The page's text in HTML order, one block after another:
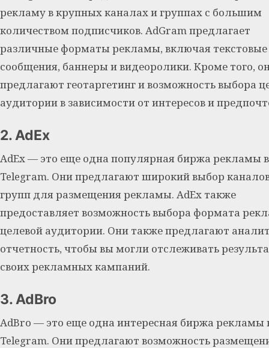
рекламу в крупных каналах и группах с большим
количеством подписчиков. AdGram предлагает
различные форматы рекламы, включая текстовые
сообщения, баннеры и видеоролики. Кроме того,
предлагают геотаргетинг и возможность выбора
аудитории в зависимости от интересов и
2. AdEx
AdEx — это еще одна популярная биржа рекламы в
Telegram. Они предлагают широкий выбор
групп для размещения рекламы. AdEx также
предоставляет возможность выбора формата
целевой аудитории. Они также предлагают
отчетность, чтобы вы могли отслеживать
своих рекламных кампаний.
3. AdBro
AdBro — это еще одна интересная биржа рекламы
Telegram. Они предлагают возможность